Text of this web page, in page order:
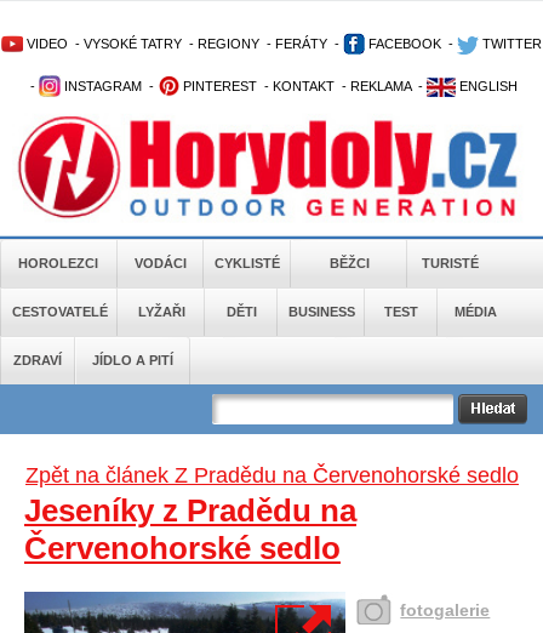
VIDEO - VYSOKÉ TATRY - REGIONY - FERÁTY - FACEBOOK - TWITTER
- INSTAGRAM - PINTEREST - KONTAKT - REKLAMA - ENGLISH
HOROLEZCI VODÁCI CYKLISTÉ BĚŽCI TURISTÉ
CESTOVATELÉ LYŽAŘI DĚTI BUSINESS TEST MÉDIA
ZDRAVÍ JÍDLO A PITÍ
Zpět na článek Z Pradědu na Červenohorské sedlo
Jeseníky z Pradědu na
Červenohorské sedlo
fotogalerie